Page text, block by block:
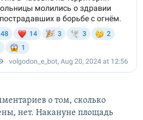
о том, сколько
нет. Накануне площадь